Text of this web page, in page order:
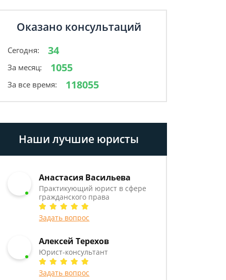
Оказано консультаций
Сегодня: 34
За месяц: 1055
За все время: 118055
Наши лучшие юристы
Анастасия Васильева
Практикующий юрист в сфере
гражданского права
Задать вопрос
Алексей Терехов
Юрист-консультант
Задать вопрос